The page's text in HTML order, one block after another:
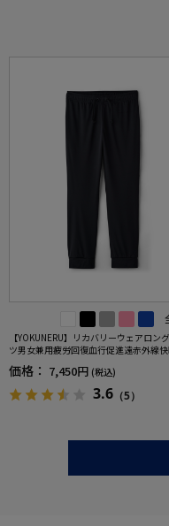
【YOKUNERU】リカバリーウェアロン
ツ男女兼用疲労回復血行促進遠赤外線
NOMIX(R)【一般医療機器】SS～LLサイズ
価格： 7,450円 (税込)
3.6 （5）